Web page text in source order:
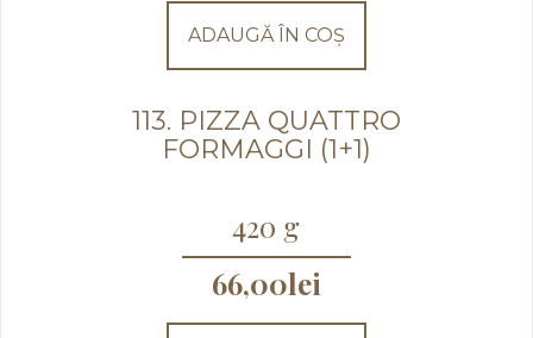
ADAUGĂ ÎN COȘ
113. PIZZA QUATTRO
FORMAGGI (1+1)
420 g
66,00lei